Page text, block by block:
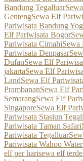
Bandung Tegalluar
GentengSewa Elf
Pariwisata Bandung
Elf Pariwisata Bogor
Pariwisata CimahiSewa
Pariwisata Denpasar
DufanSewa Elf
jakartaSewa Elf
LandSewa Elf
PrambananSewa Elf
SemarangSewa Elf
SingaporeSewa Elf
Pariwisata Stasiun
Pariwisata Taman Safari
Pariwisata Tegalluar
Pariwisata Wahoo
elf per harisewa elf